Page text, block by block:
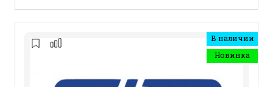
В наличии
Новинка